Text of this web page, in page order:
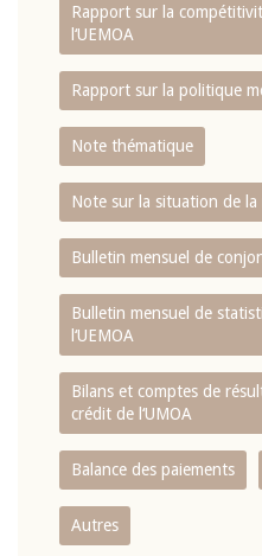
Rapport sur la
l‘UEMOA
Rapport sur la politique
Note thématique
Note sur la situation de la
Bulletin mensuel de
Bulletin mensuel de
l‘UEMOA
Bilans et comptes de
crédit de l‘UMOA
Balance des paiements
Autres